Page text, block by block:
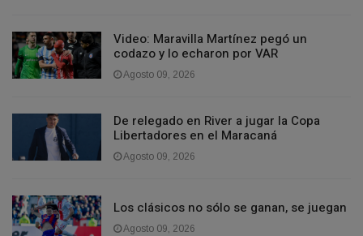
Video: Maravilla Martínez pegó un
codazo y lo echaron por VAR
Agosto 09, 2026
De relegado en River a jugar la Copa
Libertadores en el Maracaná
Agosto 09, 2026
Los clásicos no sólo se ganan, se juegan
Agosto 09, 2026